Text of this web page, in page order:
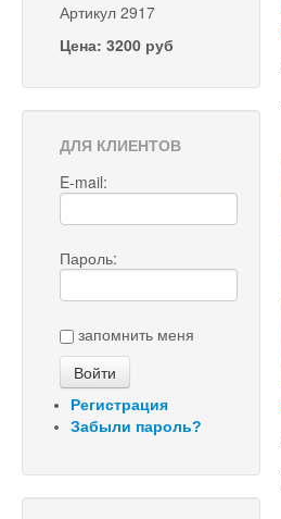
Артикул 2917
Цена: 3200 руб
ДЛЯ КЛИЕНТОВ
E-mail:
Пароль:
запомнить меня
Регистрация
Забыли пароль?